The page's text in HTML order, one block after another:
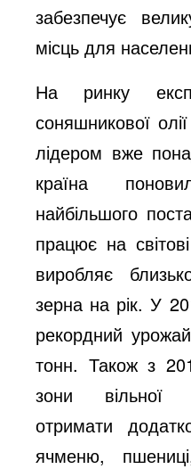
забезпечує
місць для
На ринку
соняшникової
лідером вже
країна
найбільшого
працює на
виробляє
зерна на рік. У
рекордний
тонн. Також з
зони вільної
отримати
ячменю,